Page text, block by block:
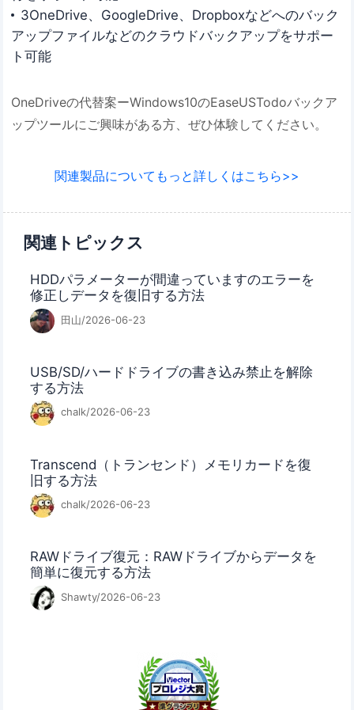
3OneDrive、GoogleDrive、Dropboxなどへのバック
アップファイルなどのクラウドバックアップをサポー
ト可能
OneDriveの代替案ーWindows10のEaseUSTodoバックア
ップツールにご興味がある方、ぜひ体験してください。
関連製品についてもっと詳しくはこちら>>
関連トピックス
HDDパラメーターが間違っていますのエラーを
修正しデータを復旧する方法
田山/2026-06-23
USB/SD/ハードドライブの書き込み禁止を解除
する方法
chalk/2026-06-23
Transcend（トランセンド）メモリカードを復
旧する方法
chalk/2026-06-23
RAWドライブ復元：RAWドライブからデータを
簡単に復元する方法
Shawty/2026-06-23